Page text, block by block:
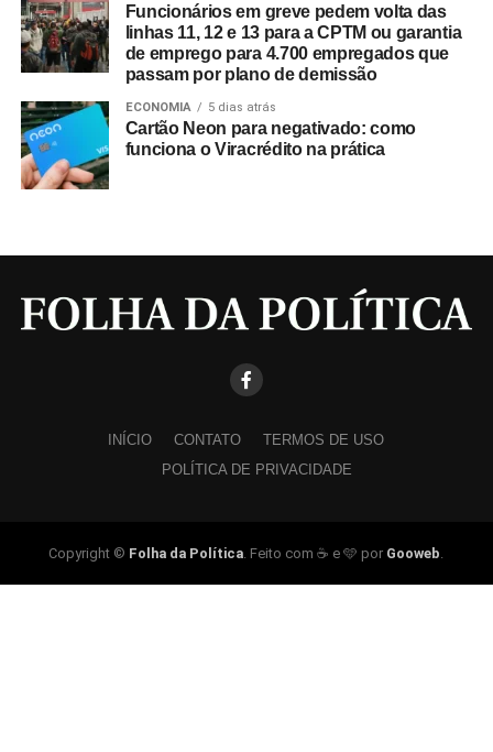
Funcionários em greve pedem volta das
linhas 11, 12 e 13 para a CPTM ou garantia
de emprego para 4.700 empregados que
passam por plano de demissão
ECONOMIA 5 dias atrás
Cartão Neon para negativado: como
funciona o Viracrédito na prática
INÍCIO CONTATO
TERMOS DE USO
POLÍTICA DE PRIVACIDADE
Copyright © Folha da Política. Feito com ☕ e 🩵 por Gooweb.